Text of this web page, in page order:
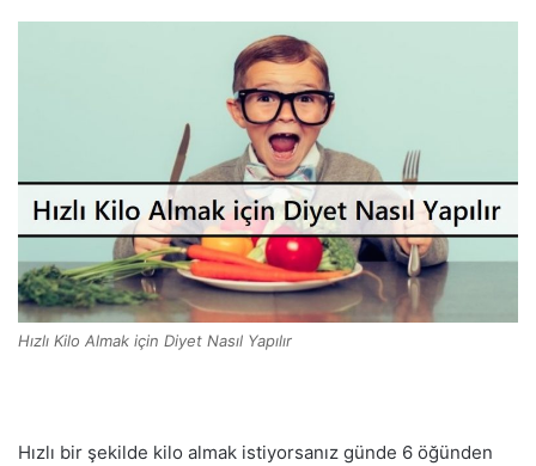
Hızlı Kilo Almak için Diyet Nasıl Yapılır
Hızlı bir şekilde kilo almak istiyorsanız günde 6 öğünden